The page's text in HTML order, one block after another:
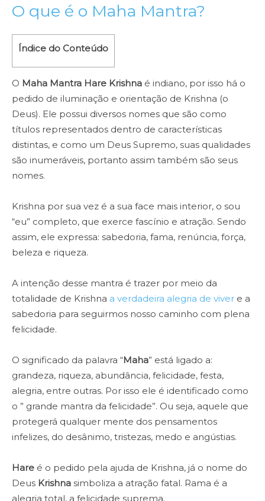
O que é o Maha Mantra?
Índice do Conteúdo
O Maha Mantra Hare Krishna é indiano, por isso há o
pedido de iluminação e orientação de Krishna (o
Deus). Ele possui diversos nomes que são como
títulos representados dentro de características
distintas, e como um Deus Supremo, suas qualidades
são inumeráveis, portanto assim também são seus
nomes.
Krishna por sua vez é a sua face mais interior, o sou
“eu” completo, que exerce fascínio e atração. Sendo
assim, ele expressa: sabedoria, fama, renúncia, força,
beleza e riqueza.
A intenção desse mantra é trazer por meio da
totalidade de Krishna a verdadeira alegria de viver e a
sabedoria para seguirmos nosso caminho com plena
felicidade.
O significado da palavra “Maha” está ligado a:
grandeza, riqueza, abundância, felicidade, festa,
alegria, entre outras. Por isso ele é identificado como
o ” grande mantra da felicidade”. Ou seja, aquele que
protegerá qualquer mente dos pensamentos
infelizes, do desânimo, tristezas, medo e angústias.
Hare é o pedido pela ajuda de Krishna, já o nome do
Deus Krishna simboliza a atração fatal. Rama é a
alegria total, a felicidade suprema.